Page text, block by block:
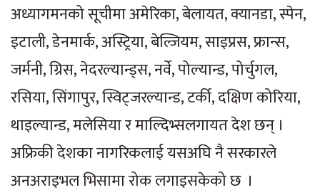
अध्यागमनको सूचीमा अमेरिका, बेलायत, क्यानडा, स्पेन,
इटाली, डेनमार्क, अस्ट्रिया, बेल्जियम, साइप्रस, फ्रान्स,
जर्मनी, ग्रिस, नेदरल्यान्ड्स, नर्वे, पोल्यान्ड, पोर्चुगल,
रसिया, सिंगापुर, स्विट्जरल्यान्ड, टर्की, दक्षिण कोरिया,
थाइल्यान्ड, मलेसिया र माल्दिभ्सलगायत देश छन् ।
अफ्रिकी देशका नागरिकलाई यसअघि नै सरकारले
अनअराइभल भिसामा रोक लगाइसकेको छ ।